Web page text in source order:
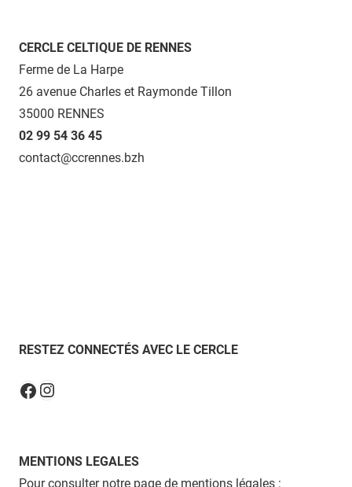
CERCLE CELTIQUE DE RENNES
Ferme de La Harpe
26 avenue Charles et Raymonde Tillon
35000 RENNES
02 99 54 36 45
contact@ccrennes.bzh
RESTEZ CONNECTÉS AVEC LE CERCLE
Facebook
Instagram
MENTIONS LEGALES
Pour consulter notre page de mentions légales :